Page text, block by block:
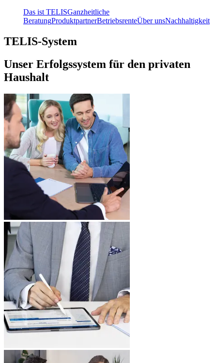
Das ist TELISGanzheitliche
BeratungProduktpartnerBetriebsrenteÜber unsNachhaltigkeit
TELIS-System
Unser Erfolgssystem für den privaten
Haushalt